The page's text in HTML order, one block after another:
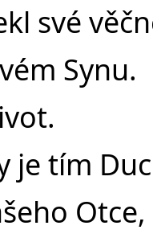
své
Synu.
je tím
Otce,